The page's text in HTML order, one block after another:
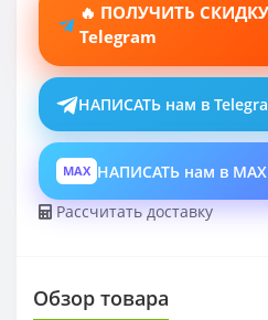
🔥 ПОЛУЧИТЬ
Telegram
НАПИСАТЬ нам в
MAX НАПИСАТЬ нам в MAX
Рассчитать доставку
Обзор товара